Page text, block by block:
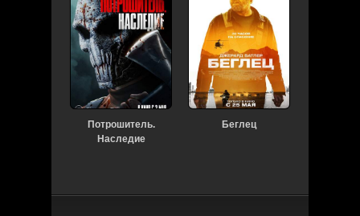
Потрошитель.
Наследие
Беглец